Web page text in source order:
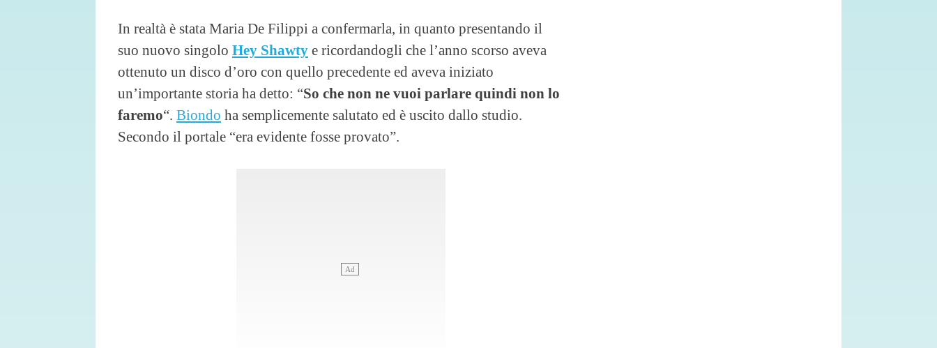
In realtà è stata Maria De Filippi a confermarla, in quanto presentando il
suo nuovo singolo Hey Shawty e ricordandogli che l’anno scorso aveva
ottenuto un disco d’oro con quello precedente ed aveva iniziato
un’importante storia ha detto: “So che non ne vuoi parlare quindi non lo
faremo“. Biondo ha semplicemente salutato ed è uscito dallo studio.
Secondo il portale “era evidente fosse provato”.